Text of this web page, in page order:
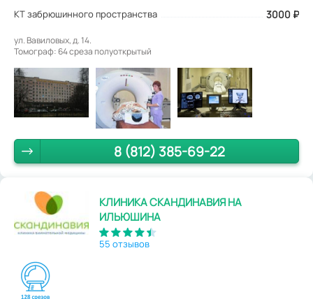
КТ забрюшинного пространства 3000 ₽
ул. Вавиловых, д. 14.
Томограф: 64 среза полуоткрытый
8 (812) 385-69-22
КЛИНИКА СКАНДИНАВИЯ НА
ИЛЬЮШИНА
55 отзывов